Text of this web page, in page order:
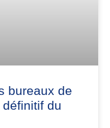
bureaux de
du